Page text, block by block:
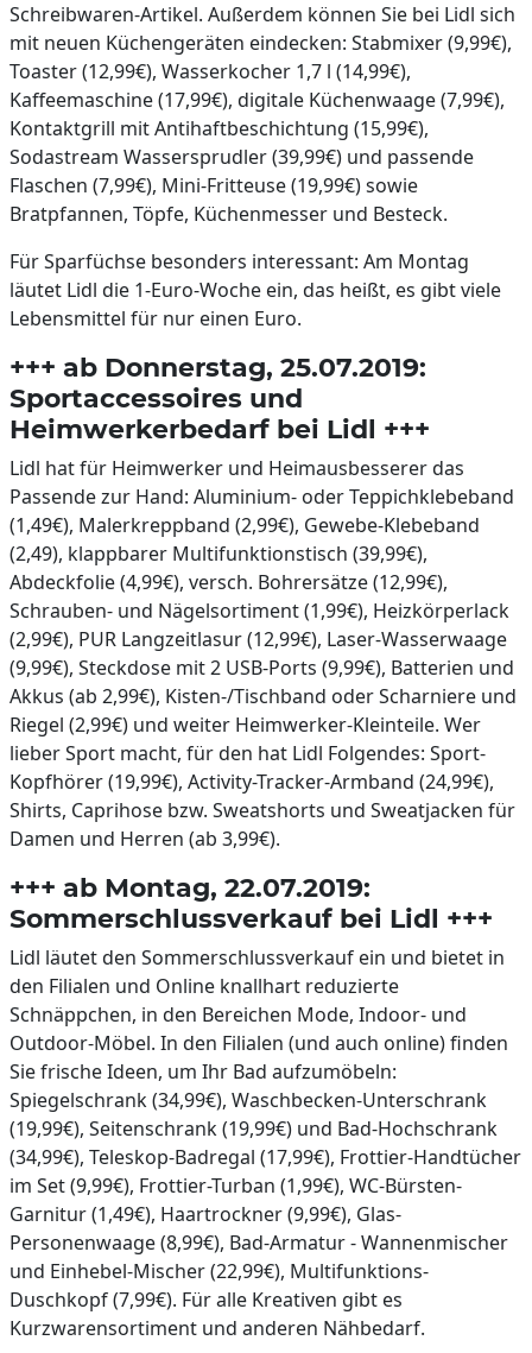
Schreibwaren-Artikel. Außerdem können Sie bei Lidl sich
mit neuen Küchengeräten eindecken: Stabmixer (9,99€),
Toaster (12,99€), Wasserkocher 1,7 l (14,99€),
Kaffeemaschine (17,99€), digitale Küchenwaage (7,99€),
Kontaktgrill mit Antihaftbeschichtung (15,99€),
Sodastream Wassersprudler (39,99€) und passende
Flaschen (7,99€), Mini-Fritteuse (19,99€) sowie
Bratpfannen, Töpfe, Küchenmesser und Besteck.
Für Sparfüchse besonders interessant: Am Montag
läutet Lidl die 1-Euro-Woche ein, das heißt, es gibt viele
Lebensmittel für nur einen Euro.
+++ ab Donnerstag, 25.07.2019:
Sportaccessoires und
Heimwerkerbedarf bei Lidl +++
Lidl hat für Heimwerker und Heimausbesserer das
Passende zur Hand: Aluminium- oder Teppichklebeband
(1,49€), Malerkreppband (2,99€), Gewebe-Klebeband
(2,49), klappbarer Multifunktionstisch (39,99€),
Abdeckfolie (4,99€), versch. Bohrersätze (12,99€),
Schrauben- und Nägelsortiment (1,99€), Heizkörperlack
(2,99€), PUR Langzeitlasur (12,99€), Laser-Wasserwaage
(9,99€), Steckdose mit 2 USB-Ports (9,99€), Batterien und
Akkus (ab 2,99€), Kisten-/Tischband oder Scharniere und
Riegel (2,99€) und weiter Heimwerker-Kleinteile. Wer
lieber Sport macht, für den hat Lidl Folgendes: Sport-
Kopfhörer (19,99€), Activity-Tracker-Armband (24,99€),
Shirts, Caprihose bzw. Sweatshorts und Sweatjacken für
Damen und Herren (ab 3,99€).
+++ ab Montag, 22.07.2019:
Sommerschlussverkauf bei Lidl +++
Lidl läutet den Sommerschlussverkauf ein und bietet in
den Filialen und Online knallhart reduzierte
Schnäppchen, in den Bereichen Mode, Indoor- und
Outdoor-Möbel. In den Filialen (und auch online) finden
Sie frische Ideen, um Ihr Bad aufzumöbeln:
Spiegelschrank (34,99€), Waschbecken-Unterschrank
(19,99€), Seitenschrank (19,99€) und Bad-Hochschrank
(34,99€), Teleskop-Badregal (17,99€), Frottier-Handtücher
im Set (9,99€), Frottier-Turban (1,99€), WC-Bürsten-
Garnitur (1,49€), Haartrockner (9,99€), Glas-
Personenwaage (8,99€), Bad-Armatur - Wannenmischer
und Einhebel-Mischer (22,99€), Multifunktions-
Duschkopf (7,99€). Für alle Kreativen gibt es
Kurzwarensortiment und anderen Nähbedarf.